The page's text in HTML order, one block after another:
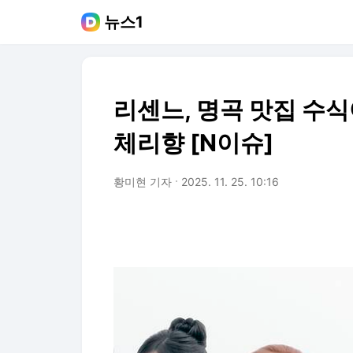
뉴스1
리센느, 명곡 맛집 수
체리향 [N이슈]
황미현 기자 2025. 11. 25. 10:16